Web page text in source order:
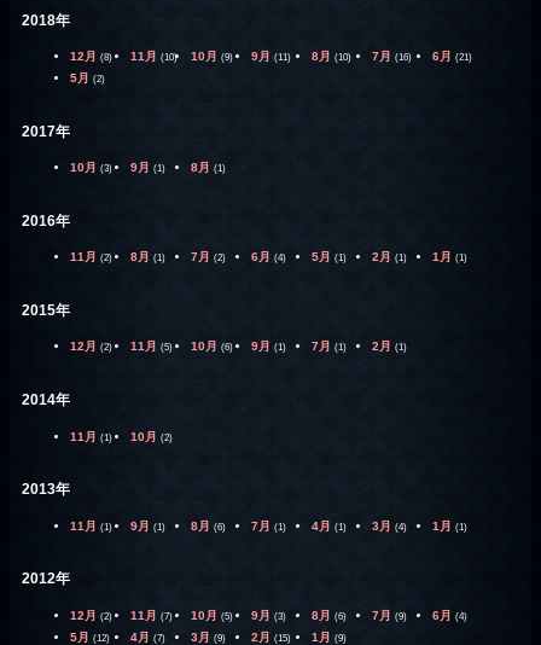
2018年
12月 (8) 11月 (10) 10月 (9) 9月 (11) 8月 (10) 7月 (16) 6月 (21)
5月 (2)
2017年
10月 (3) 9月 (1) 8月 (1)
2016年
11月 (2) 8月 (1) 7月 (2) 6月 (4) 5月 (1) 2月 (1) 1月 (1)
2015年
12月 (2) 11月 (5) 10月 (6) 9月 (1) 7月 (1) 2月 (1)
2014年
11月 (1) 10月 (2)
2013年
11月 (1) 9月 (1) 8月 (6) 7月 (1) 4月 (1) 3月 (4) 1月 (1)
2012年
12月 (2) 11月 (7) 10月 (5) 9月 (3) 8月 (6) 7月 (9) 6月 (4)
5月 (12) 4月 (7) 3月 (9) 2月 (15) 1月 (9)